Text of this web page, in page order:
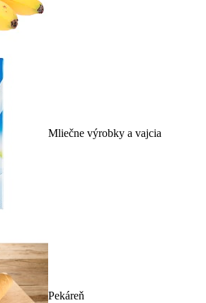
Mliečne výrobky a vajcia
Pekáreň